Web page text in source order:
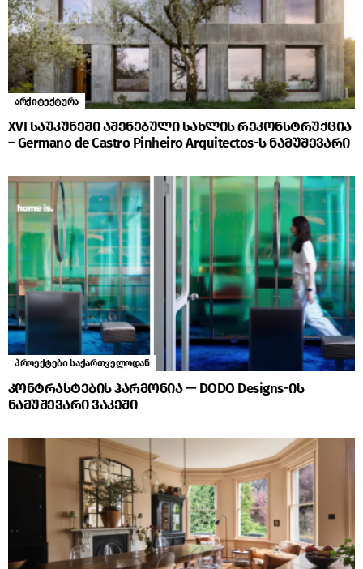
არქიტექტურა
XVI საუკუნეში აშენებული სახლის რეკონსტრუქცია
– Germano de Castro Pinheiro Arquitectos-ს ნამუშევარი
პროექტები საქართველოდან
კონტრასტების ჰარმონია — DODO Designs-ის
ნამუშევარი ვაკეში